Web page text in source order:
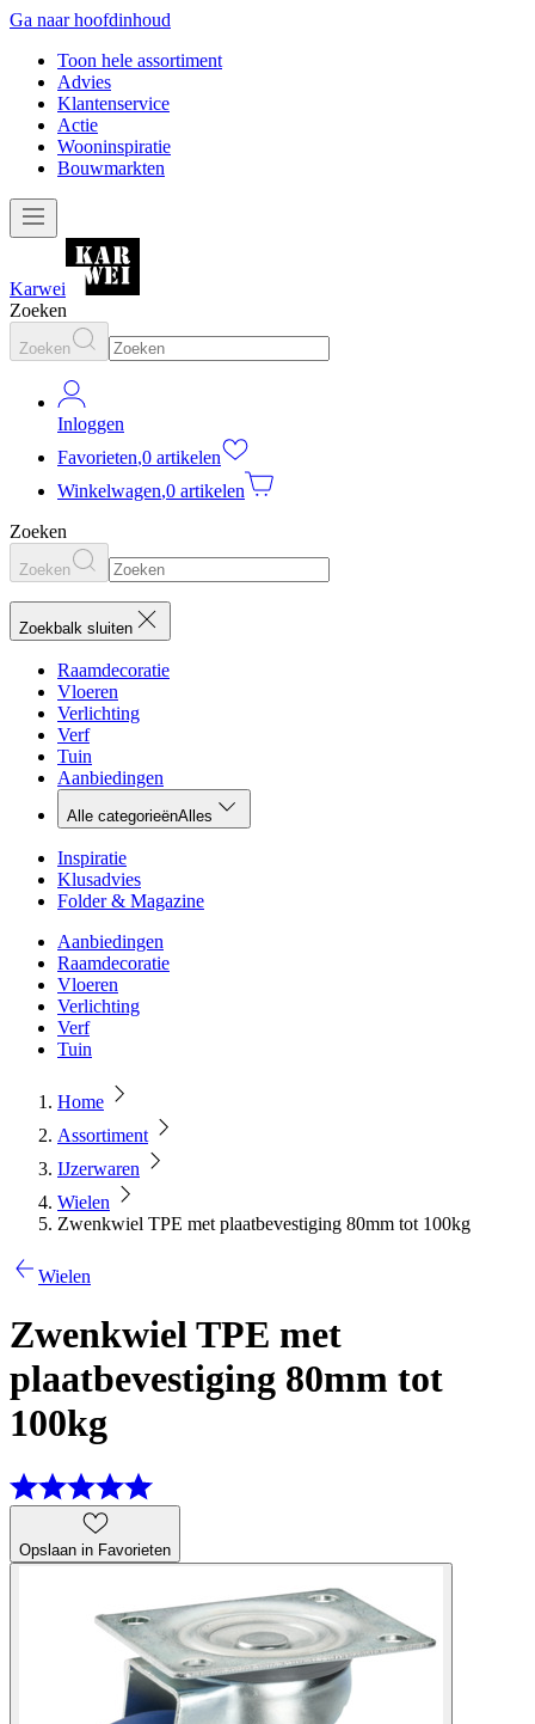
Ga naar hoofdinhoud
Toon hele assortiment
Advies
Klantenservice
Actie
Wooninspiratie
Bouwmarkten
Karwei
Zoeken
Zoeken
Inloggen
Favorieten,0 artikelen
Winkelwagen,0 artikelen
Zoeken
Zoeken
Zoekbalk sluiten
Raamdecoratie
Vloeren
Verlichting
Verf
Tuin
Aanbiedingen
Alle categorieënAlles
Inspiratie
Klusadvies
Folder & Magazine
Aanbiedingen
Raamdecoratie
Vloeren
Verlichting
Verf
Tuin
Home
Assortiment
IJzerwaren
Wielen
Zwenkwiel TPE met plaatbevestiging 80mm tot 100kg
Wielen
Zwenkwiel TPE met
plaatbevestiging 80mm tot
100kg
Opslaan in Favorieten